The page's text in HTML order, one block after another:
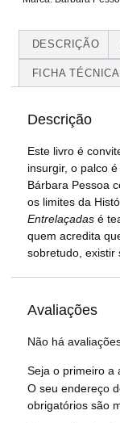
DESCRIÇÃO
FICHA TÉCNICA
Descrição
​Este livro é
insurgir, o palco
Bárbara Pessoa
os limites da
Entrelaçadas é
quem acredita
sobretudo, existir
Avaliações
Não há
Seja o primeiro a
O seu endereço
obrigatórios são